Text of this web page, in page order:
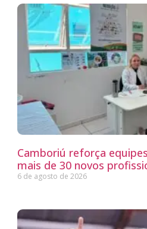
Camboriú reforça
mais de 30 novos
6 de agosto de 2026